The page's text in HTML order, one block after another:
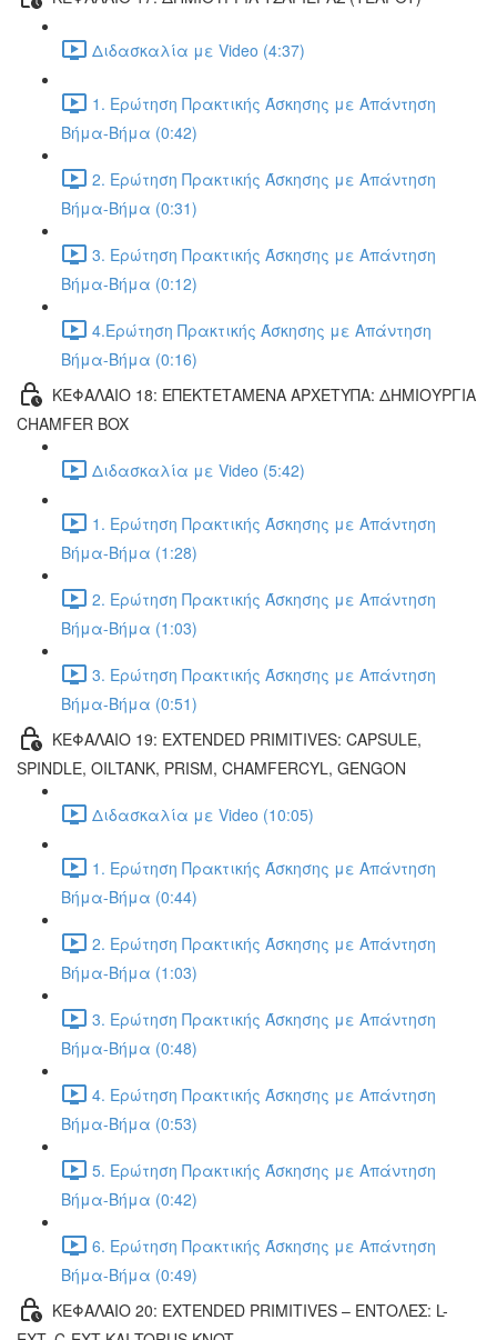
Διδασκαλία με Video (4:37)
1. Ερώτηση Πρακτικής Άσκησης με Απάντηση
Βήμα-Βήμα (0:42)
2. Ερώτηση Πρακτικής Άσκησης με Απάντηση
Βήμα-Βήμα (0:31)
3. Ερώτηση Πρακτικής Άσκησης με Απάντηση
Βήμα-Βήμα (0:12)
4.Ερώτηση Πρακτικής Άσκησης με Απάντηση
Βήμα-Βήμα (0:16)
ΚΕΦΑΛΑΙΟ 18: ΕΠΕΚΤΕΤΑΜΕΝΑ ΑΡΧΕΤΥΠΑ: ΔΗΜΙΟΥΡΓΙΑ
CHAMFER BOX
Διδασκαλία με Video (5:42)
1. Ερώτηση Πρακτικής Άσκησης με Απάντηση
Βήμα-Βήμα (1:28)
2. Ερώτηση Πρακτικής Άσκησης με Απάντηση
Βήμα-Βήμα (1:03)
3. Ερώτηση Πρακτικής Άσκησης με Απάντηση
Βήμα-Βήμα (0:51)
ΚΕΦΑΛΑΙΟ 19: EXTENDED PRIMITIVES: CAPSULE,
SPINDLE, OILTANK, PRISM, CHAMFERCYL, GENGON
Διδασκαλία με Video (10:05)
1. Ερώτηση Πρακτικής Άσκησης με Απάντηση
Βήμα-Βήμα (0:44)
2. Ερώτηση Πρακτικής Άσκησης με Απάντηση
Βήμα-Βήμα (1:03)
3. Ερώτηση Πρακτικής Άσκησης με Απάντηση
Βήμα-Βήμα (0:48)
4. Ερώτηση Πρακτικής Άσκησης με Απάντηση
Βήμα-Βήμα (0:53)
5. Ερώτηση Πρακτικής Άσκησης με Απάντηση
Βήμα-Βήμα (0:42)
6. Ερώτηση Πρακτικής Άσκησης με Απάντηση
Βήμα-Βήμα (0:49)
ΚΕΦΑΛΑΙΟ 20: EXTENDED PRIMITIVES – ΕΝΤΟΛΕΣ: L-